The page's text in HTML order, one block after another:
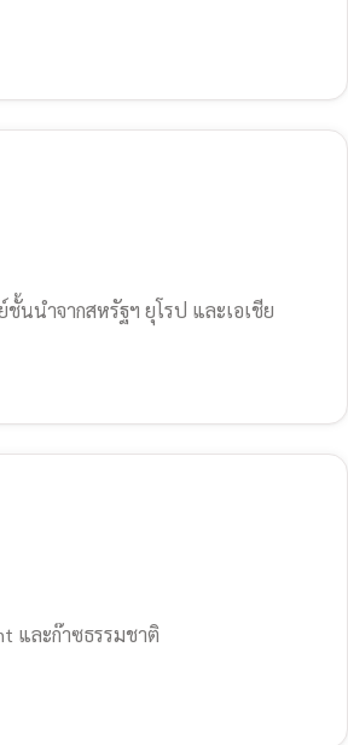
นนำจากสหรัฐฯ ยุโรป และเอเชีย
และก๊าซธรรมชาติ